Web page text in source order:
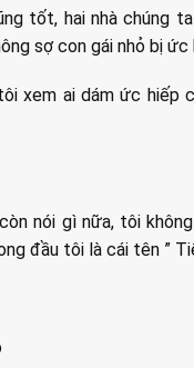
tốt, hai nhà chúng
sợ con gái nhỏ bị ức
xem ai dám ức hiếp
nói gì nữa, tôi
đầu tôi là cái tên ”